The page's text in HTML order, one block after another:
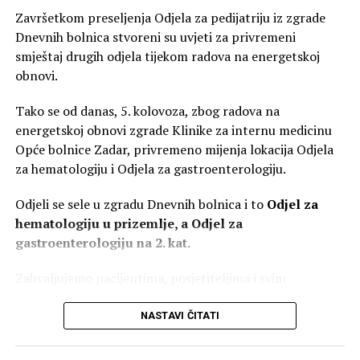
NIR analizator pomoću kojega će maslinari ubuduće moći
besplatno pratiti nakupljanje ulja u plodu s ciljem
određivanja najboljeg termina za berbu maslina. „Doktor
za masline“, kako nazivaju Marcelića, govorit će i o tome
zašto su autohtone sorte maslina temelj za proizvodnju
autentičnih maslinovih ulja te zašto su evaluacija i
promocija autohtonih sorti temelj za brediranje
maslinovog ulja Zadarske županije.
Kušavanje ulja i cooking show Antu Mravka
Uz radionicu prepoznavanja sorti i uzorkovanja plodova
posjetitelji će na štandu Udruge maslinara moći
besplatno kušavati vrhunska maslinova ulja domaćih
„Dođite, naučimo nešto novo, podržimo naše maslinare i
Završetkom preseljenja Odjela za pedijatriju iz zgrade
Dnevnih bolnica stvoreni su uvjeti za privremeni
smještaj drugih odjela tijekom radova na energetskoj
obnovi.
Tako se od danas, 5. kolovoza, zbog radova na
energetskoj obnovi zgrade Klinike za internu medicinu
Opće bolnice Zadar, privremeno mijenja lokacija Odjela
za hematologiju i Odjela za gastroenterologiju.
Odjeli se sele u zgradu Dnevnih bolnica i to Odjel za
hematologiju u prizemlje, a Odjel za
gastroenterologiju na 2. kat.
NASTAVI ČITATI